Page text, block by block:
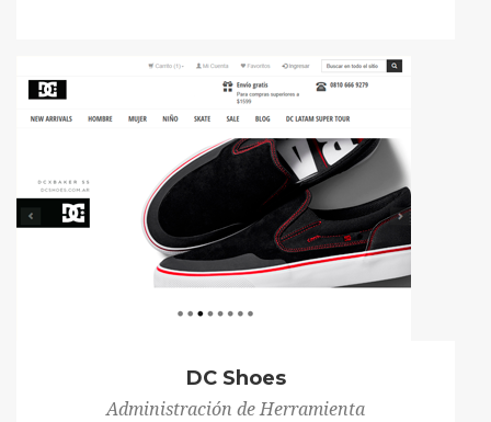
DC Shoes
Administración de Herramienta